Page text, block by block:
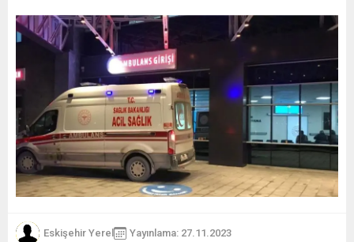
Eskişehir Yerel Yayınlama: 27.11.2023